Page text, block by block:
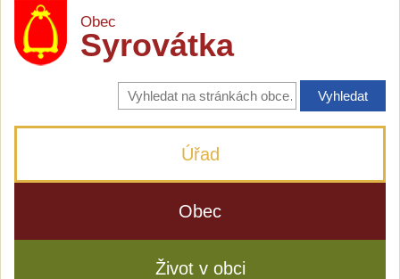
Obec
Syrovátka
Vyhledávání
na
stránkách
Úřad
Obec
Život v obci